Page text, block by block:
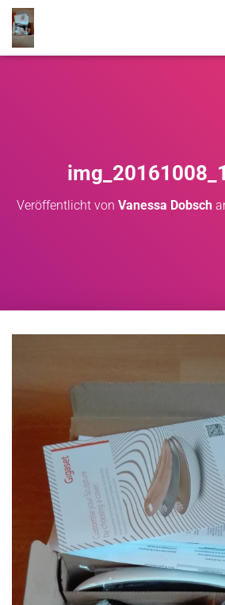
Veröffentlicht von Vanessa Dobsch